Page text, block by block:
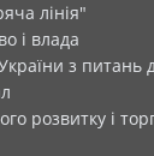
лінія"
і влада
з питань
розвитку і